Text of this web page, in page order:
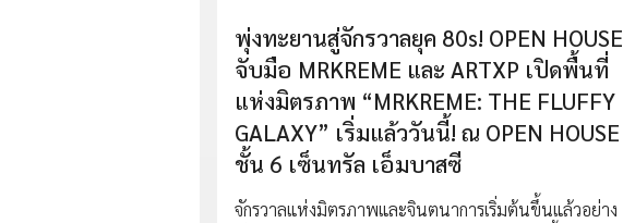
พุ่งทะยานสู่จักรวาลยุค 80s! OPEN HOUSE
จับมือ MRKREME และ ARTXP เปิดพื้นที่
แห่งมิตรภาพ “MRKREME: THE FLUFFY
GALAXY” เริ่มแล้ววันนี้! ณ OPEN HOUSE
ชั้น 6 เซ็นทรัล เอ็มบาสซี
จักรวาลแห่งมิตรภาพและจินตนาการเริ่มต้นขึ้นแล้วอย่าง